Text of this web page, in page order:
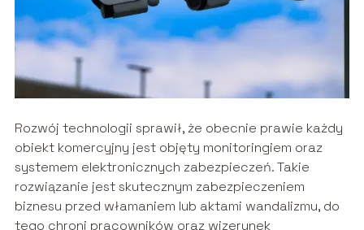
Rozwój technologii sprawił, że obecnie prawie każdy
obiekt komercyjny jest objęty monitoringiem oraz
systemem elektronicznych zabezpieczeń. Takie
rozwiązanie jest skutecznym zabezpieczeniem
biznesu przed włamaniem lub aktami wandalizmu, do
tego chroni pracowników oraz wizerunek